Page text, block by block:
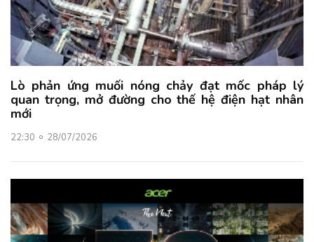
Lò phản ứng muối nóng chảy đạt mốc pháp lý
quan trọng, mở đường cho thế hệ điện hạt nhân
mới
22:30 28/07/2026